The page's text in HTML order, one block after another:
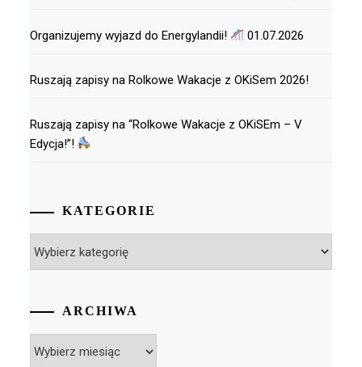
Organizujemy wyjazd do Energylandii! 01.07.2026
Ruszają zapisy na Rolkowe Wakacje z OKiSem 2026!
Ruszają zapisy na “Rolkowe Wakacje z OKiSEm – V
Edycja!”!
KATEGORIE
ARCHIWA